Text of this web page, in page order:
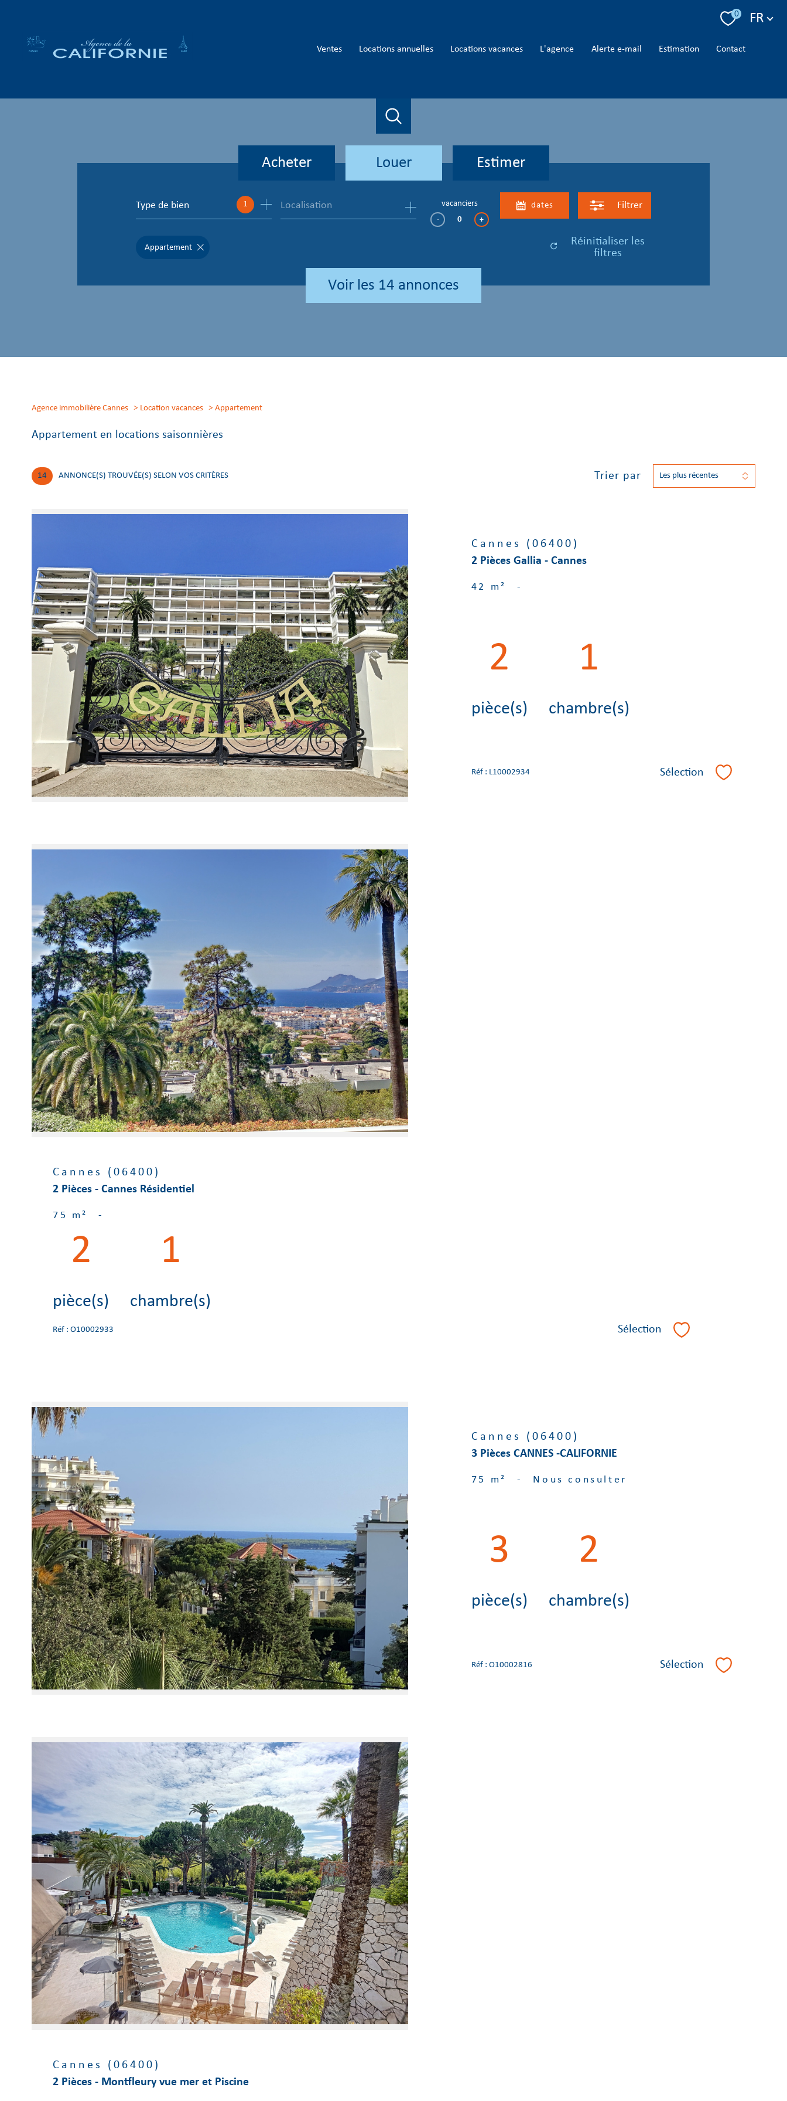
0 FR
ventes locations annuelles locations vacances l'agence alerte e-mail estimation contact
Acheter
de l'ancien
Louer Estimer
Type de bien 1
vacanciers
-
+
dates Filtrer
voir les 14 annonces
Appartement
réinitialiser les
filtres
Agence immobilière Cannes Location vacances appartement
Appartement en locations saisonnières
14 ANNONCE(S) TROUVÉE(S) SELON VOS CRITÈRES Trier par Les plus récentes
Voir le
bien
Cannes (06400)
2 Pièces Gallia - Cannes
42 m² -
2
pièce(s)
1
chambre(s)
Réf : L10002934 Sélection Sélectionner
Voir le
bien
Cannes (06400)
2 Pièces - Cannes Résidentiel
75 m² -
2
pièce(s)
1
chambre(s)
Réf : O10002933 Sélection Sélectionner
Voir le
bien
Cannes (06400)
3 Pièces CANNES -CALIFORNIE
75 m² - Nous consulter
3
pièce(s)
2
chambre(s)
Réf : O10002816 Sélection Sélectionner
Voir le
bien
Cannes (06400)
2 Pièces - Montfleury vue mer et Piscine